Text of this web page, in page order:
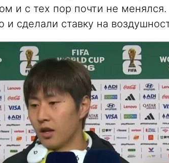
и с тех пор почти не
и сделали ставку на